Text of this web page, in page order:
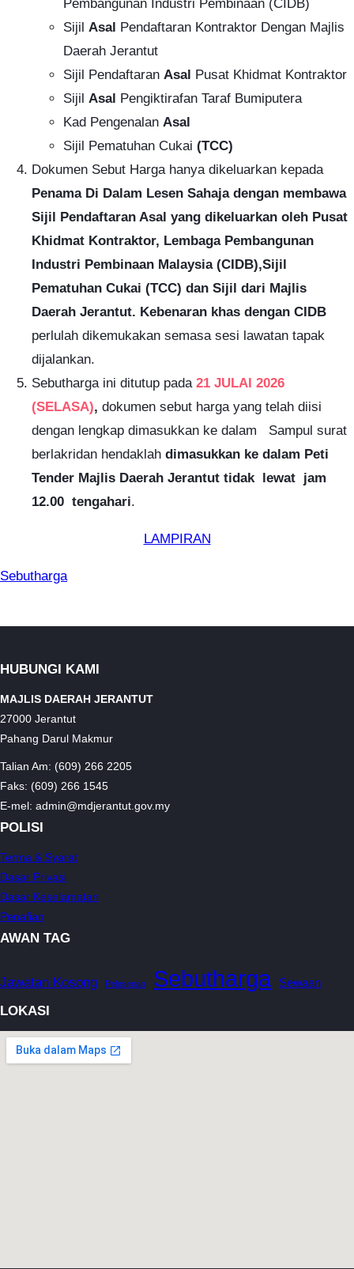
Pembangunan Industri Pembinaan (CIDB)
Sijil Asal
Pendaftaran Kontraktor Dengan Majlis
Daerah Jerantut
Sijil Pendaftaran Asal
Pusat Khidmat Kontraktor
Sijil Asal
Pengiktirafan Taraf Bumiputera
Kad Pengenalan Asal
Sijil Pematuhan Cukai (TCC)
Dokumen Sebut Harga hanya dikeluarkan kepada
Penama Di Dalam Lesen Sahaja dengan membawa
Sijil Pendaftaran Asal yang dikeluarkan oleh Pusat
Khidmat Kontraktor, Lembaga Pembangunan
Industri Pembinaan Malaysia (CIDB),Sijil
Pematuhan Cukai (TCC) dan Sijil dari Majlis
Daerah Jerantut. Kebenaran khas dengan CIDB
perlulah dikemukakan semasa sesi lawatan tapak
dijalankan.
Sebutharga ini ditutup pada 21 JULAI 2026
(SELASA), dokumen sebut harga yang telah diisi
dengan lengkap dimasukkan ke dalam Sampul surat
berlakridan hendaklah dimasukkan ke dalam Peti
Tender Majlis Daerah Jerantut tidak lewat jam
12.00 tengahari.
LAMPIRAN
Sebutharga
HUBUNGI KAMI
MAJLIS DAERAH JERANTUT
27000 Jerantut
Pahang Darul Makmur
Talian Am: (609) 266 2205
Faks: (609) 266 1545
E-mel: admin@mdjerantut.gov.my
POLISI
Terma & Syarat
Dasar Privasi
Dasar Keselamatan
Penafian
AWAN TAG
Jawatan Kosong Pelesenan Sebutharga Sewaan
LOKASI